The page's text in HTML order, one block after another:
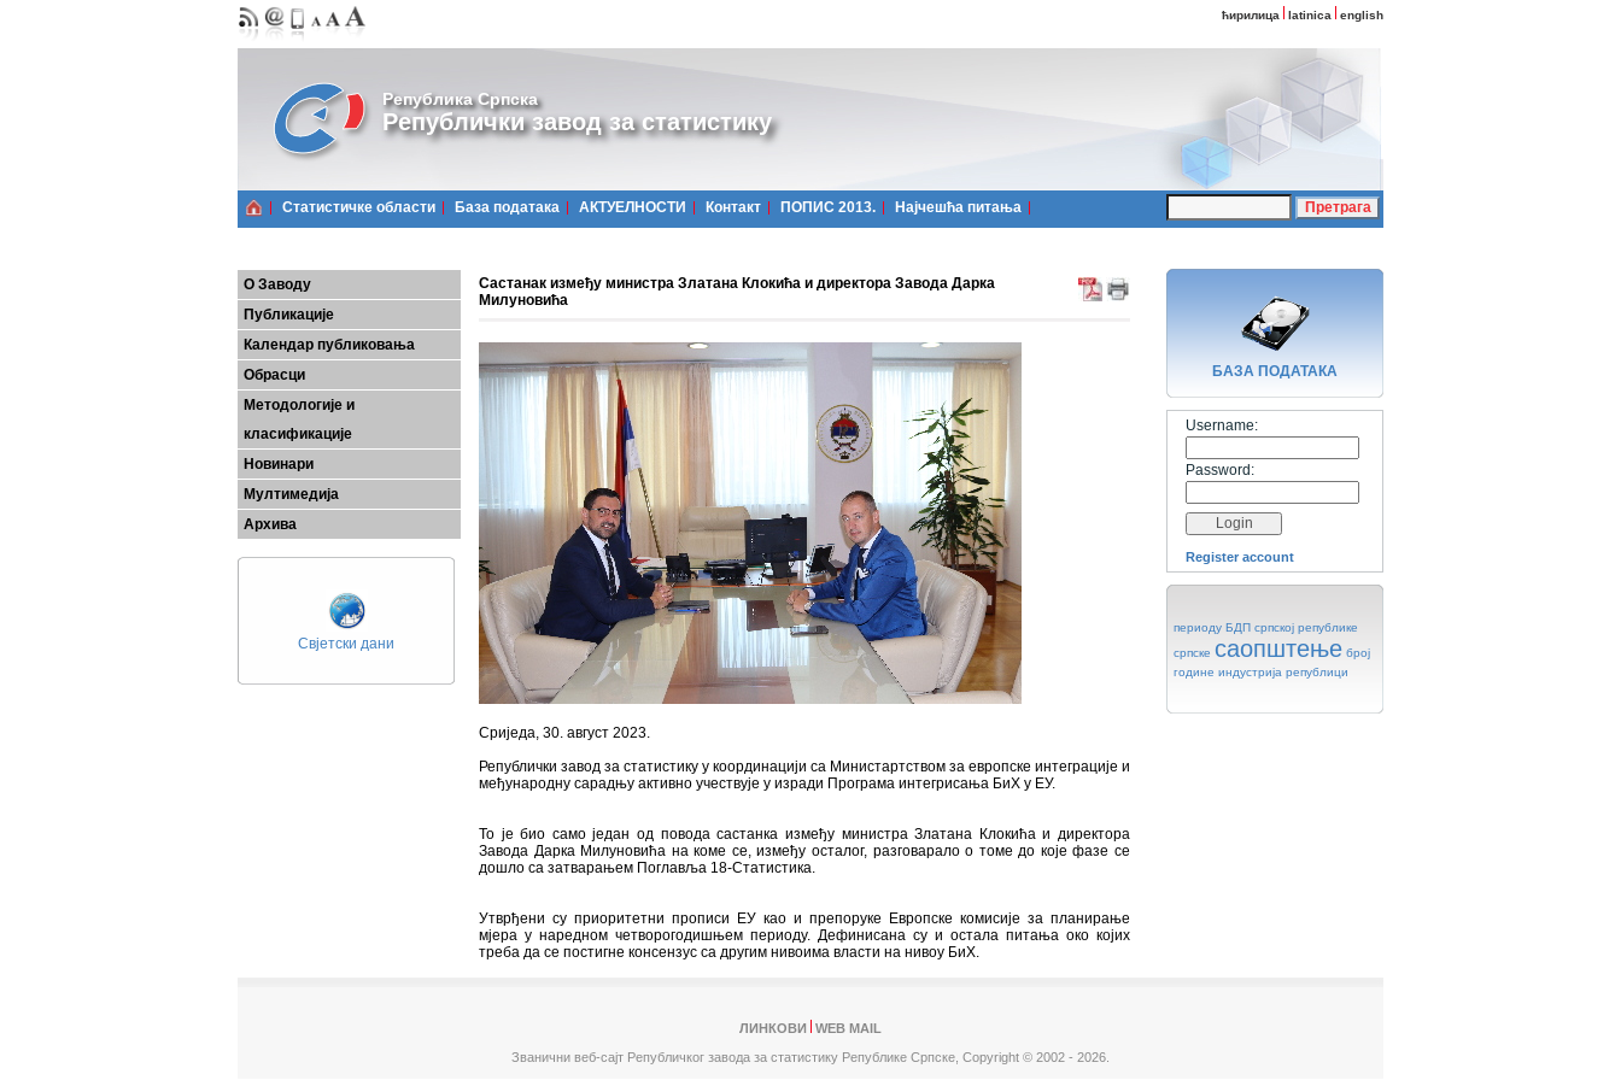
ћирилица latinica english
Република Српска
Републички завод за статистику
Статистичке области Базa података АКТУЕЛНОСТИ Контакт ПОПИС 2013. Најчешћa питања
О Заводу
Публикације
Календар публиковања
Обрасци
Методологије и
класификације
Новинари
Мултимедија
Архива
Свјетски дани
Састанак између министра Златана Клокића и директора Завода Дарка
Милуновића
Сриједа, 30. август 2023.
Републички завод за статистику у координацији са Министартством за европске интеграције и
међународну сарадњу активно учествује у изради Програма интегрисања БиХ у ЕУ.
То је био само један од повода састанка између министра Златана Клокића и директора
Завода Дарка Милуновића на коме се, између осталог, разговарало о томе до које фазе се
дошло са затварањем Поглавља 18-Статистика.
Утврђени су приоритетни прописи ЕУ као и препоруке Европске комисије за планирање
мјера у наредном четворогодишњем периоду. Дефинисана су и остала питања око којих
треба да се постигне консензус са другим нивоима власти на нивоу БиХ.
БАЗA ПОДАТАКА
Username:
Password:
Register account
периоду БДП српској републике
српске саопштење број
године индустрија републици
ЛИНКОВИ
WEB MAIL
Званични веб-сајт Републичког завода за статистику Републике Српске, Copyright © 2002 - 2026.